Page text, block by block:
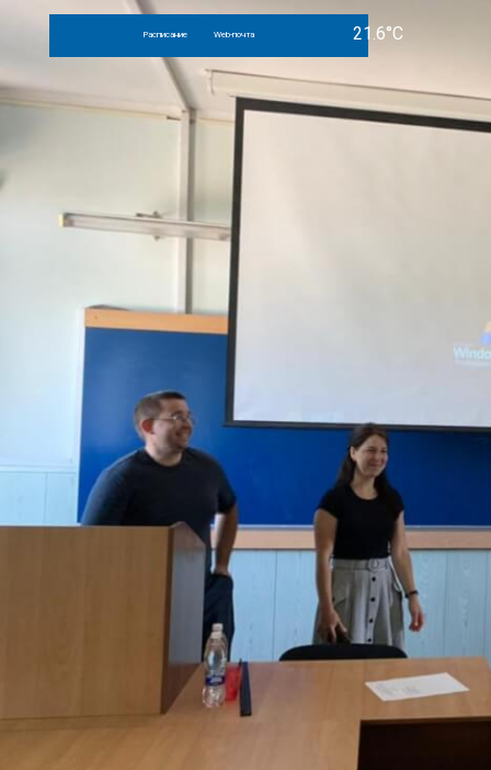
Расписание Web-почта